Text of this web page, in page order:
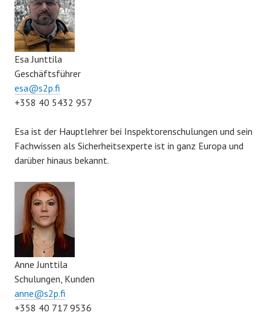
Esa Junttila
Geschäftsführer
esa@s2p.fi
+358 40 5432 957
Esa ist der Hauptlehrer bei Inspektorenschulungen und sein
Fachwissen als Sicherheitsexperte ist in ganz Europa und
darüber hinaus bekannt.
Anne Junttila
Schulungen, Kunden
anne@s2p.fi
+358 40 717 9536